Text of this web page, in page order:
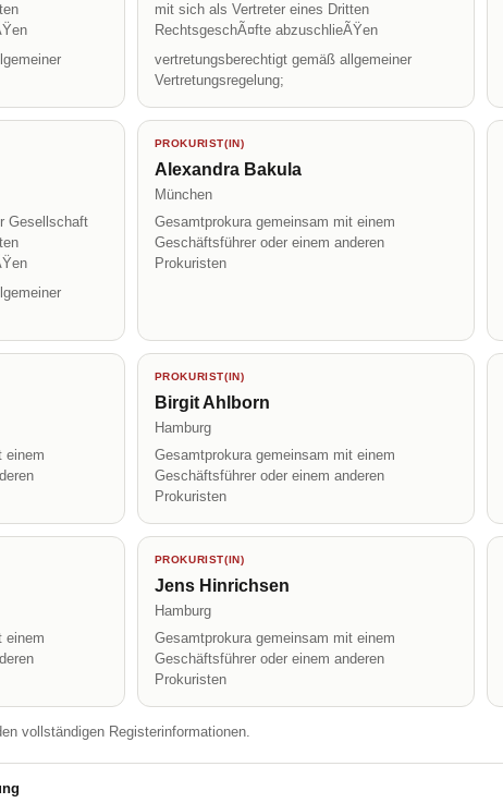
mit sich als Vertreter eines Dritten
RechtsgeschÃ¤fte abzuschlieÃŸen
vertretungsberechtigt gemäß allgemeiner
Vertretungsregelung;
Gesellschaft
PROKURIST(IN)
Alexandra Bakula
München
Gesamtprokura gemeinsam mit einem
Geschäftsführer oder einem anderen
Prokuristen
einem
PROKURIST(IN)
Birgit Ahlborn
Hamburg
Gesamtprokura gemeinsam mit einem
Geschäftsführer oder einem anderen
Prokuristen
einem
PROKURIST(IN)
Jens Hinrichsen
Hamburg
Gesamtprokura gemeinsam mit einem
Geschäftsführer oder einem anderen
Prokuristen
vollständigen Registerinformationen.